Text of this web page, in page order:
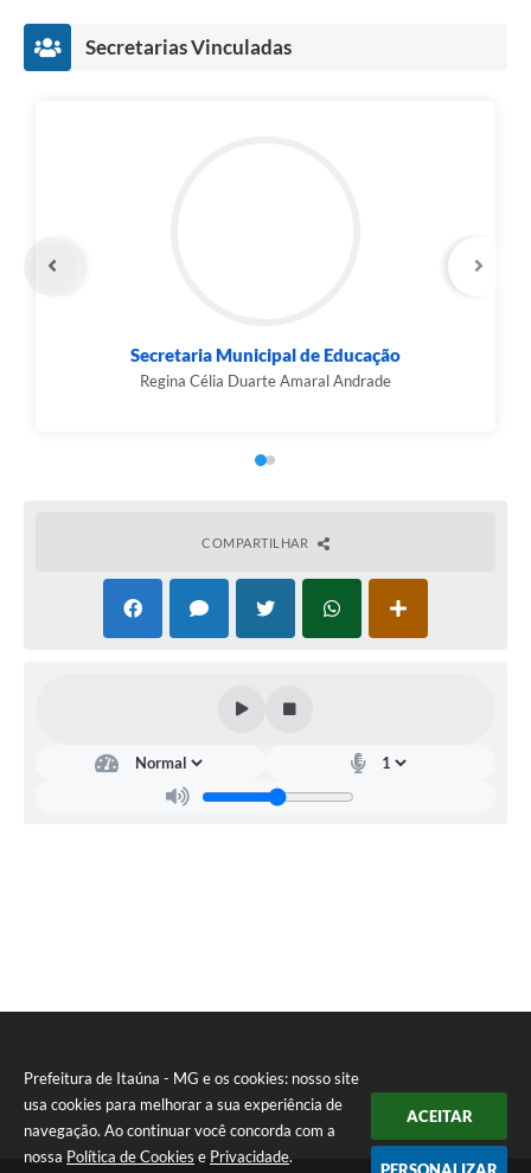
Prefeitura de Itaúna - MG e os cookies: nosso site
usa cookies para melhorar a sua experiência de
navegação. Ao continuar você concorda com a
nossa Política de Cookies e Privacidade.
ACEITAR
Secretarias Vinculadas
Secretaria Municipal de Educação
Regina Célia Duarte Amaral Andrade
COMPARTILHAR